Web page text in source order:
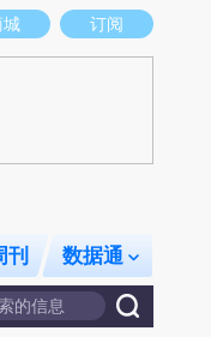
点和立场。推荐点击链接阅
城 订阅
刊 数据通